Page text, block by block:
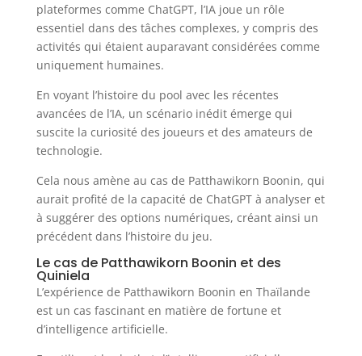
plateformes comme ChatGPT, l’IA joue un rôle
essentiel dans des tâches complexes, y compris des
activités qui étaient auparavant considérées comme
uniquement humaines.
En voyant l’histoire du pool avec les récentes
avancées de l’IA, un scénario inédit émerge qui
suscite la curiosité des joueurs et des amateurs de
technologie.
Cela nous amène au cas de Patthawikorn Boonin, qui
aurait profité de la capacité de ChatGPT à analyser et
à suggérer des options numériques, créant ainsi un
précédent dans l’histoire du jeu.
Le cas de Patthawikorn Boonin et des
Quiniela
L’expérience de Patthawikorn Boonin en Thaïlande
est un cas fascinant en matière de fortune et
d’intelligence artificielle.